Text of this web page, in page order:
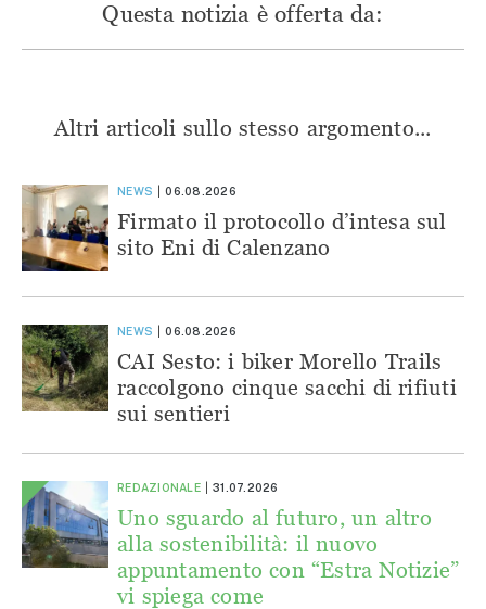
Questa notizia è offerta da:
Altri articoli sullo stesso argomento...
NEWS 06.08.2026
Firmato il protocollo d’intesa sul
sito Eni di Calenzano
NEWS 06.08.2026
CAI Sesto: i biker Morello Trails
raccolgono cinque sacchi di rifiuti
sui sentieri
REDAZIONALE 31.07.2026
Uno sguardo al futuro, un altro
alla sostenibilità: il nuovo
appuntamento con “Estra Notizie”
vi spiega come